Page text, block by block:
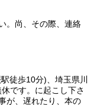
。尚、その際、連絡
徒歩10分)、埼玉県川
です。に起こし下さ
が、遅れたり、本の